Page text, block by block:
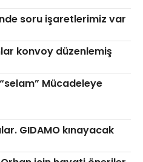
soru işaretlerimiz var
konvoy düzenlemiş
Mücadeleye
GIDAMO kınayacak